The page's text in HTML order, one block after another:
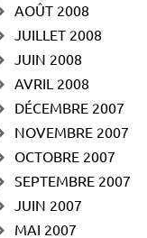
AOÛT 2008
JUILLET 2008
JUIN 2008
AVRIL 2008
DÉCEMBRE 2007
NOVEMBRE 2007
OCTOBRE 2007
SEPTEMBRE 2007
JUIN 2007
MAI 2007